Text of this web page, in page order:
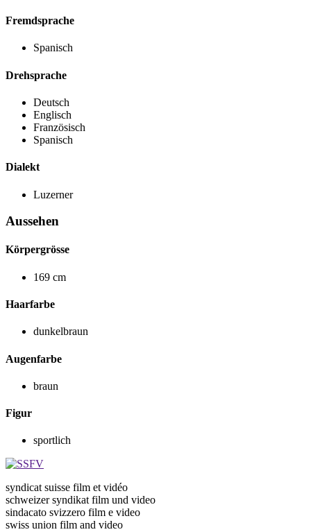
Fremdsprache
Spanisch
Drehsprache
Deutsch
Englisch
Französisch
Spanisch
Dialekt
Luzerner
Aussehen
Körpergrösse
169 cm
Haarfarbe
dunkelbraun
Augenfarbe
braun
Figur
sportlich
syndicat suisse film et vidéo
schweizer syndikat film und video
sindacato svizzero film e video
swiss union film and video